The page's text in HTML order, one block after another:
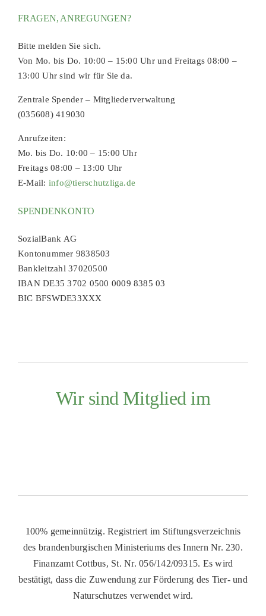
FRAGEN, ANREGUNGEN?
Bitte melden Sie sich.
Von Mo. bis Do. 10:00 – 15:00 Uhr und Freitags 08:00 –
13:00 Uhr sind wir für Sie da.
Zentrale Spender – Mitgliederverwaltung
(035608) 419030
Anrufzeiten:
Mo. bis Do. 10:00 – 15:00 Uhr
Freitags 08:00 – 13:00 Uhr
E-Mail: info@tierschutzliga.de
SPENDENKONTO
SozialBank AG
Kontonummer 9838503
Bankleitzahl 37020500
IBAN DE35 3702 0500 0009 8385 03
BIC BFSWDE33XXX
Wir sind Mitglied im
100% gemeinnützig. Registriert im Stiftungsverzeichnis
des brandenburgischen Ministeriums des Innern Nr. 230.
Finanzamt Cottbus, St. Nr. 056/142/09315. Es wird
bestätigt, dass die Zuwendung zur Förderung des Tier- und
Naturschutzes verwendet wird.